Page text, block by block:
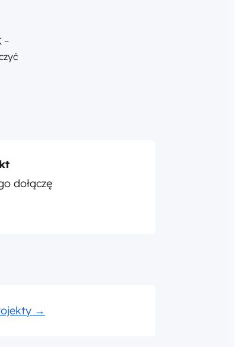
–
dołączę
→